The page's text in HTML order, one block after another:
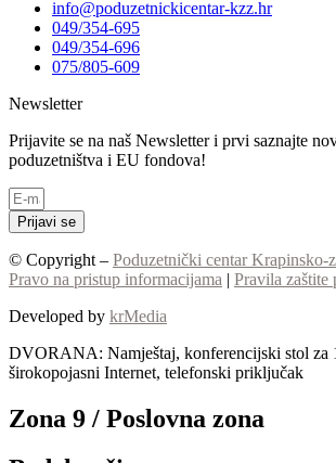
info@poduzetnickicentar-kzz.hr
049/354-695
049/354-696
075/805-609
Newsletter
Prijavite se na naš Newsletter i prvi saznajte
poduzetništva i EU fondova!
Prijavi se
© Copyright – Poduzetnički centar Krapinsko-
Pravo na pristup informacijama | Pravila zaštite
Developed by krMedia
DVORANA: Namještaj, konferencijski stol za
širokopojasni Internet, telefonski priključak
Zona 9 / Poslovna zona